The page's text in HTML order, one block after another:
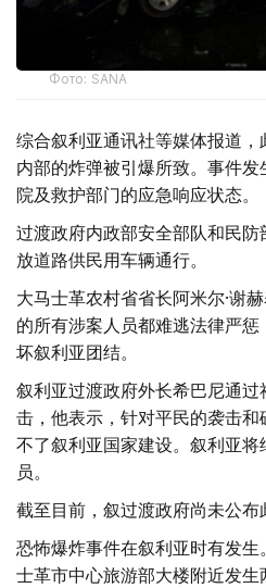
Фото: SANA
综合叙利亚通讯社等媒体报道
内部的炸弹被引爆所致。事件
院及救护部门的应急响应状态。
过渡政府内政部安全部队和民
放道路供民用车辆通行。
大马士革农村省省长阿米尔·谢
的所有涉案人员都难逃法律严
坏叙利亚团结。
叙利亚过渡政府外长希巴尼通
击，他表示，针对平民的袭击
不了叙利亚国家建设。叙利亚
员。
截至目前，叙过渡政府尚未公布
恐怖爆炸事件在叙利亚时有发
士革市中心旅游部大楼附近发生